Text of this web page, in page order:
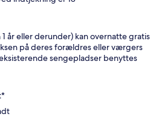
1 år eller derunder) kan overnatte gratis
på deres forældres eller værgers
sengepladser benyttes